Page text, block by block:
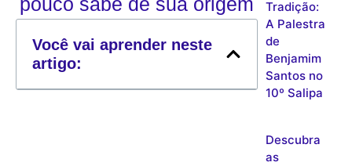
Você vai aprender neste
artigo:
Tradição:
A Palestra
de
Benjamim
Santos no
10º Salipa
Descubra
as